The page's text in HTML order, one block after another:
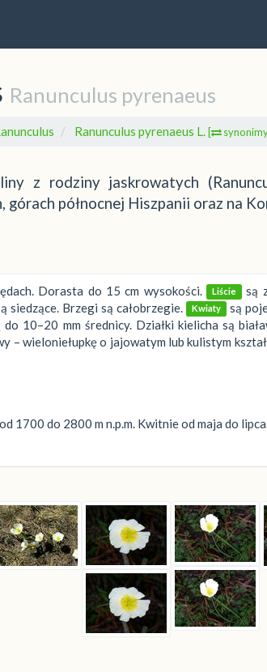
Ranunculus pyrenaeus
Ranunculus pyrenaeus L. [
z rodziny jaskrowatych
północnej Hiszpanii oraz na
Dorasta do 15 cm wysokości. Liście są
Brzegi są całobrzegie.
Kwiaty są
10–20 mm średnicy. Działki kielicha są
– wieloniełupkę o jajowatym lub kulistym
1700 do 2800 m n.p.m. Kwitnie od maja do